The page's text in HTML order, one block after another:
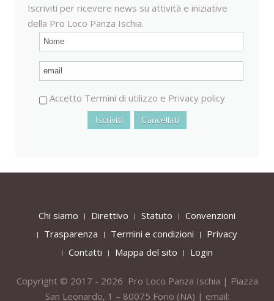
Iscriviti per ricevere news su attività e iniziative
della Pro Loco Panza Ischia.
Accetto Termini di utilizzo e Privacy policy
Chi siamo Direttivo Statuto
Convenzioni
Trasparenza
Termini e condizioni
Privacy
Contatti
Mappa del sito Login
Copyright © 2017 - 2026 Pro Loco Panza Ischia | Piazza
San Leonardo, 1 – 80075 Forio (NA) | email: